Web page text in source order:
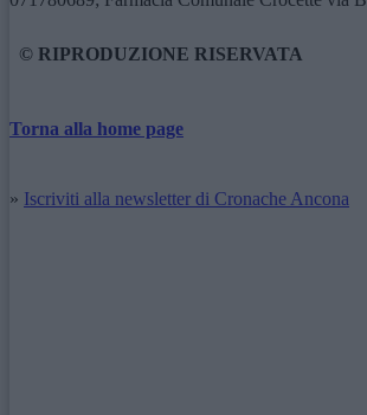
© RIPRODUZIONE RISERVATA
Torna alla home page
» Iscriviti alla newsletter di Cronache Ancona